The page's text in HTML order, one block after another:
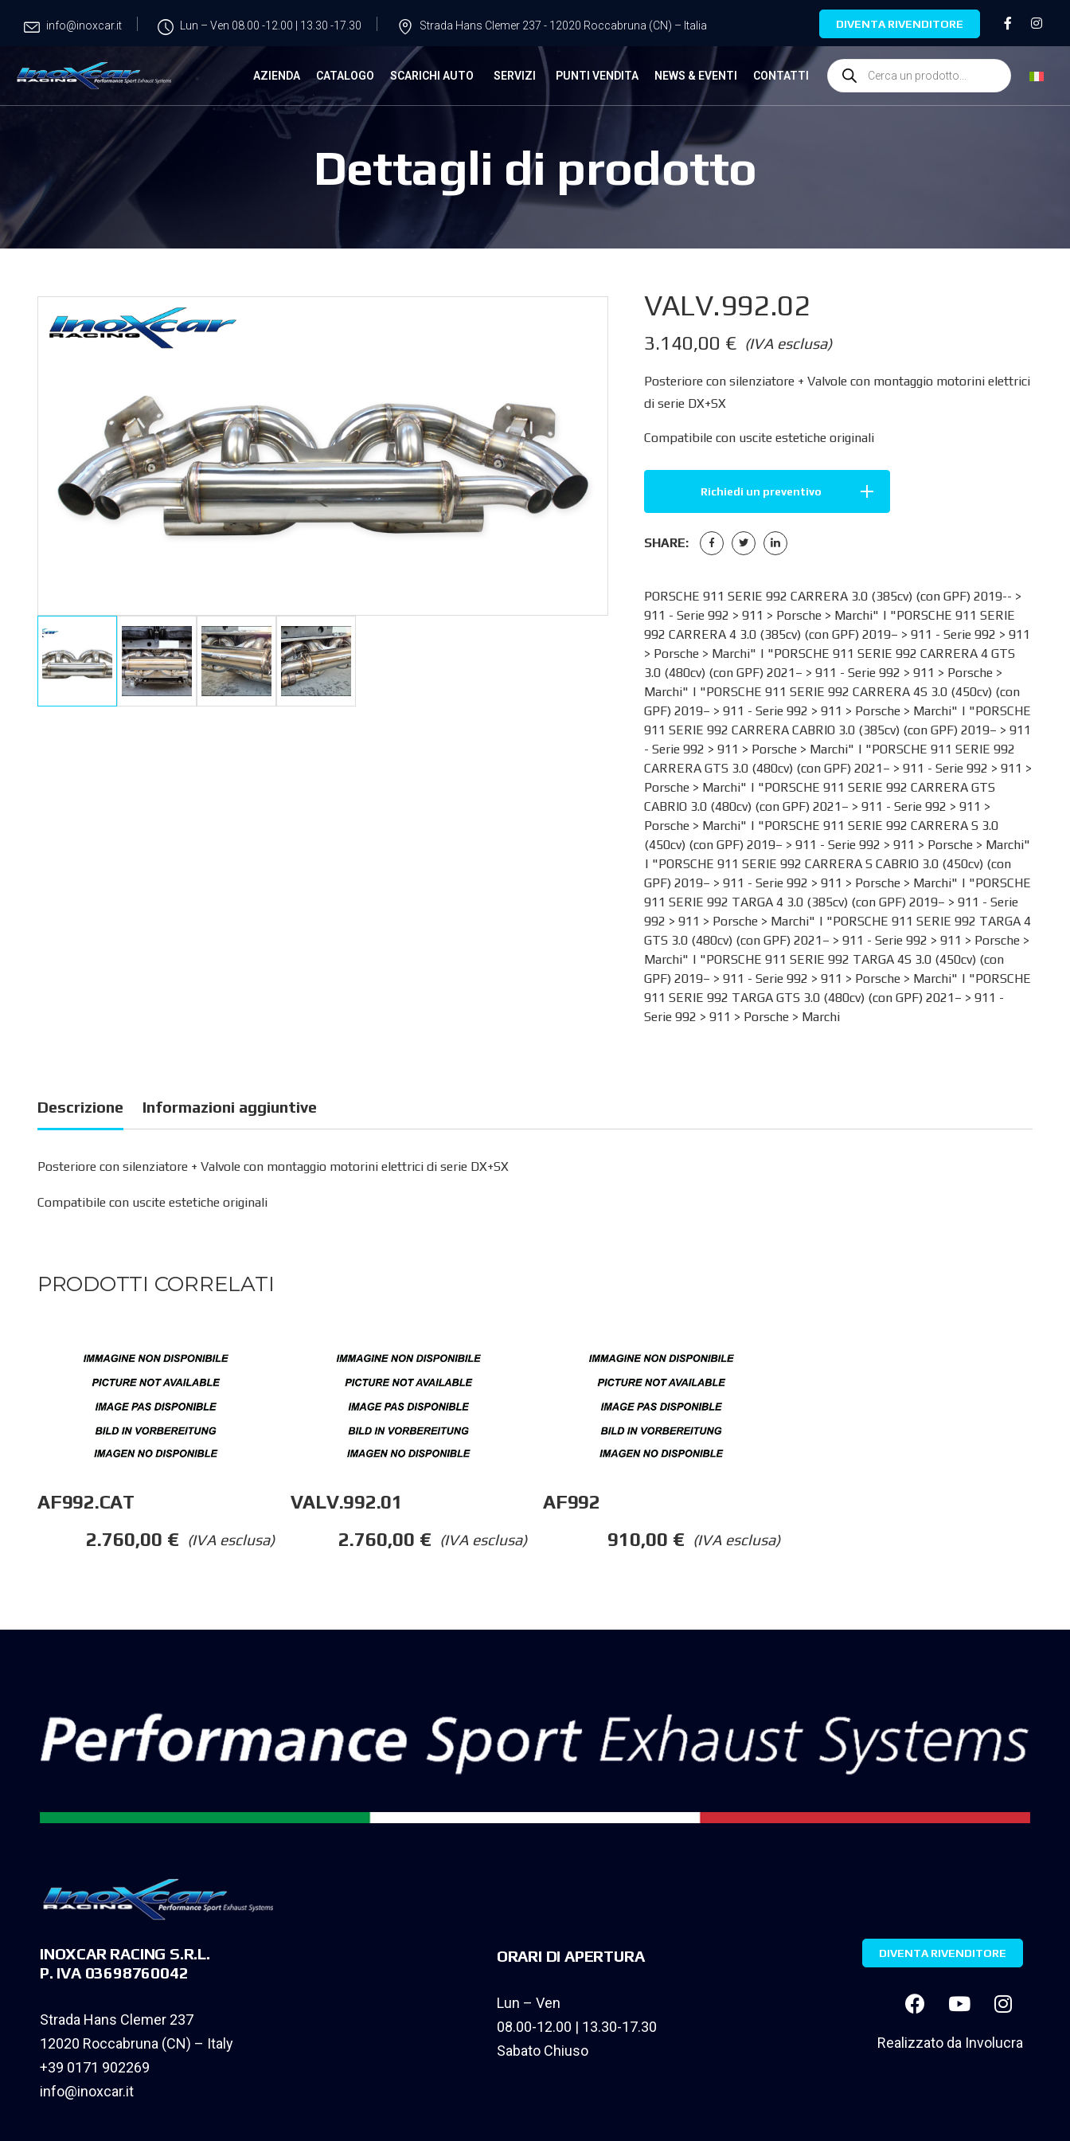
info@inoxcar.it Lun – Ven 08.00 -12.00 | 13.30 -17.30 Strada Hans Clemer 237 - 12020 Roccabruna (CN) – Italia DIVENTA RIVENDITORE
AZIENDA CATALOGO SCARICHI AUTO SERVIZI PUNTI VENDITA NEWS & EVENTI CONTATTI
Dettagli di prodotto
VALV.992.02
(IVA esclusa)
3.140,00 €
Posteriore con silenziatore + Valvole con montaggio motorini elettrici
di serie DX+SX
Compatibile con uscite estetiche originali
Richiedi un preventivo
SHARE:
PORSCHE 911 SERIE 992 CARRERA 3.0 (385cv) (con GPF) 2019-- >
911 - Serie 992 > 911 > Porsche> Marchi" | "PORSCHE 911 SERIE
992 CARRERA 4 3.0 (385cv) (con GPF) 2019– > 911 - Serie 992 > 911
> Porsche> Marchi" | "PORSCHE 911 SERIE 992 CARRERA 4 GTS
3.0 (480cv) (con GPF) 2021– > 911 - Serie 992 > 911 > Porsche>
Marchi" | "PORSCHE 911 SERIE 992 CARRERA 4S 3.0 (450cv) (con
GPF) 2019– > 911 - Serie 992 > 911 > Porsche> Marchi" | "PORSCHE
911 SERIE 992 CARRERA CABRIO 3.0 (385cv) (con GPF) 2019– > 911
- Serie 992 > 911 > Porsche> Marchi" | "PORSCHE 911 SERIE 992
CARRERA GTS 3.0 (480cv) (con GPF) 2021– > 911 - Serie 992 > 911 >
Porsche> Marchi" | "PORSCHE 911 SERIE 992 CARRERA GTS
CABRIO 3.0 (480cv) (con GPF) 2021– > 911 - Serie 992 > 911 >
Porsche> Marchi" | "PORSCHE 911 SERIE 992 CARRERA S 3.0
(450cv) (con GPF) 2019– > 911 - Serie 992 > 911 > Porsche> Marchi"
| "PORSCHE 911 SERIE 992 CARRERA S CABRIO 3.0 (450cv) (con
GPF) 2019– > 911 - Serie 992 > 911 > Porsche> Marchi" | "PORSCHE
911 SERIE 992 TARGA 4 3.0 (385cv) (con GPF) 2019– > 911 - Serie
992 > 911 > Porsche> Marchi" | "PORSCHE 911 SERIE 992 TARGA 4
GTS 3.0 (480cv) (con GPF) 2021– > 911 - Serie 992 > 911 > Porsche>
Marchi" | "PORSCHE 911 SERIE 992 TARGA 4S 3.0 (450cv) (con
GPF) 2019– > 911 - Serie 992 > 911 > Porsche> Marchi" | "PORSCHE
911 SERIE 992 TARGA GTS 3.0 (480cv) (con GPF) 2021– > 911 -
Serie 992 > 911 > Porsche> Marchi
Descrizione Informazioni aggiuntive
Posteriore con silenziatore + Valvole con montaggio motorini elettrici di serie DX+SX
Compatibile con uscite estetiche originali
PRODOTTI CORRELATI
AF992.CAT
(IVA esclusa)
2.760,00 €
VALV.992.01
(IVA esclusa)
2.760,00 €
AF992
(IVA esclusa)
910,00 €
INOXCAR RACING S.R.L.
P. IVA 03698760042
Strada Hans Clemer 237
12020 Roccabruna (CN) – Italy
+39 0171 902269
info@inoxcar.it
ORARI DI APERTURA
Lun – Ven
08.00-12.00 | 13.30-17.30
Sabato Chiuso
DIVENTA RIVENDITORE
Realizzato da Involucra